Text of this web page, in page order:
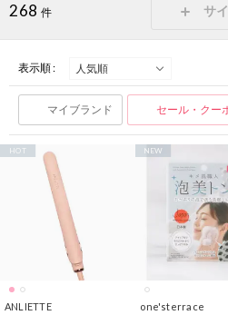
268 件 サ
表示順 :
マイブランド セール・クー
ANLIETTE
HOT
one'sterrace
NEW